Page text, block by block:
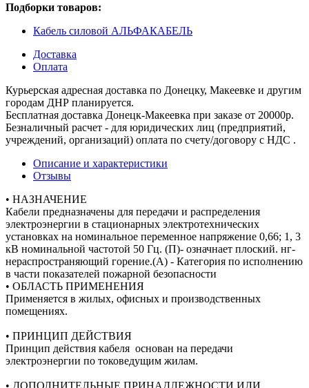
Подборки товаров:
Кабель силовой АЛЬФАКАБЕЛЬ
Доставка
Оплата
Курьерская адресная доставка по Донецку, Макеевке и другим
городам ДНР планируется.
Бесплатная доставка Донецк-Макеевка при заказе от 20000р.
Безналичный расчет - для юридических лиц (предприятий,
учреждений, организаций) оплата по счету/договору с НДС .
Описание и характеристики
Отзывы
• НАЗНАЧЕНИЕ
Кабели предназначены для передачи и распределения
электроэнергии в стационарных электротехнических
установках на номинальное переменное напряжение 0,66; 1, 3
кВ номинальной частотой 50 Гц. (П)- означнает плоский. нг-
нераспространяющий горение.(А) - Категория по исполнению
в части показателей пожарной безопасности
• ОБЛАСТЬ ПРИМЕНЕНИЯ
Применяется в жилых, офисных и производственных
помещениях.
• ПРИНЦИП ДЕЙСТВИЯ
Принцип действия кабеля основан на передачи
электроэнергии по токоведущим жилам.
• ДОПОЛНИТЕЛЬНЫЕ ПРИНАДЛЕЖНОСТИ ИЛИ